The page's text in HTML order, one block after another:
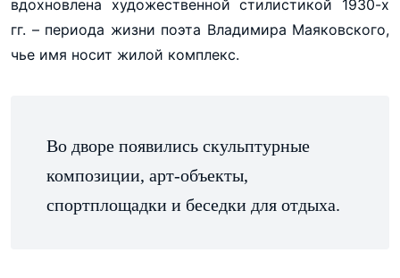
вдохновлена художественной стилистикой 1930-х
гг. – периода жизни поэта Владимира Маяковского,
чье имя носит жилой комплекс.
Во дворе появились скульптурные
композиции, арт-объекты,
спортплощадки и беседки для отдыха.